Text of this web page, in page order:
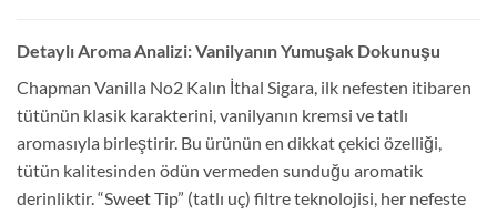
Detaylı Aroma Analizi: Vanilyanın Yumuşak Dokunuşu
Chapman Vanilla No2 Kalın İthal Sigara, ilk nefesten itibaren
tütünün klasik karakterini, vanilyanın kremsi ve tatlı
aromasıyla birleştirir. Bu ürünün en dikkat çekici özelliği,
tütün kalitesinden ödün vermeden sunduğu aromatik
derinliktir. “Sweet Tip” (tatlı uç) filtre teknolojisi, her nefeste